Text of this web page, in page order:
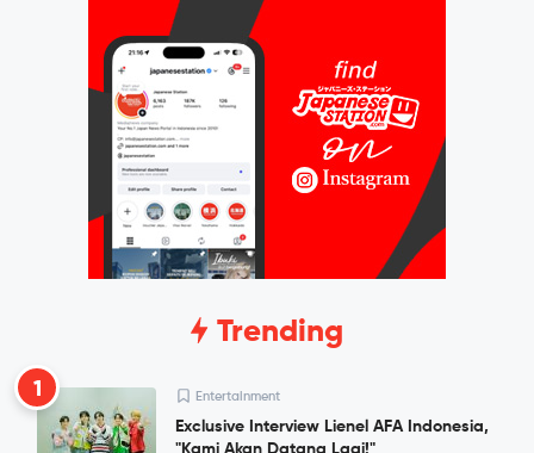
Trending
1 Entertainment
Exclusive Interview Lienel AFA Indonesia,
"Kami Akan Datang Lagi!"